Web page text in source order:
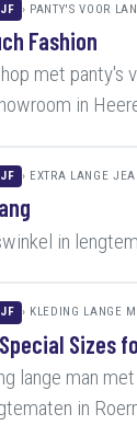
PANTY'S VOOR
Fashion
met panty's
in
EXTRA LANGE
in
KLEDING LANGE
Sizes
lange man
in